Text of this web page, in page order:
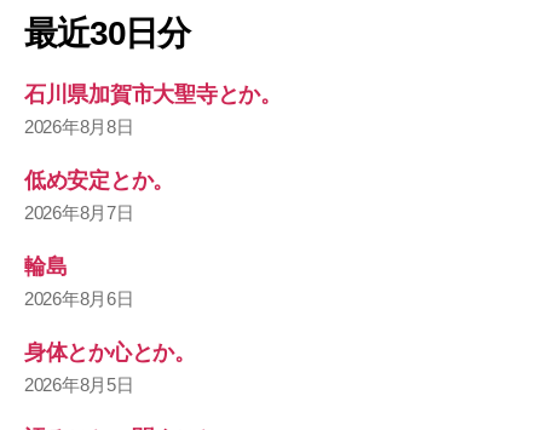
最近30日分
石川県加賀市大聖寺とか。
2026年8月8日
低め安定とか。
2026年8月7日
輪島
2026年8月6日
身体とか心とか。
2026年8月5日